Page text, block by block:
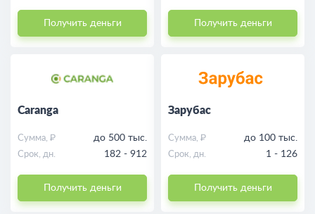
Получить деньги Получить деньги
Caranga
Сумма, ₽ до 500 тыс.
Срок, дн. 182 - 912
Получить деньги
Зарубас
Сумма, ₽ до 100 тыс.
Срок, дн. 1 - 126
Получить деньги